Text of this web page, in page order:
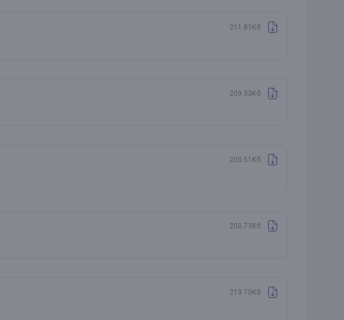
211.81Кб
209.33Кб
200.51Кб
200.73Кб
213.75Кб